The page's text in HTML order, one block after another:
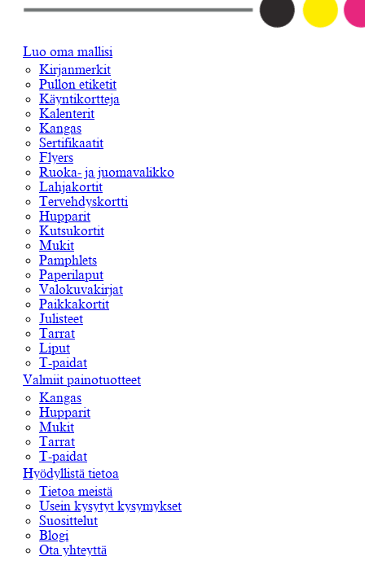
Luo oma mallisi
Kirjanmerkit
Pullon etiketit
Käyntikortteja
Kalenterit
Kangas
Sertifikaatit
Flyers
Ruoka- ja juomavalikko
Lahjakortit
Tervehdyskortti
Hupparit
Kutsukortit
Mukit
Pamphlets
Paperilaput
Valokuvakirjat
Paikkakortit
Julisteet
Tarrat
Liput
T-paidat
Valmiit painotuotteet
Kangas
Hupparit
Mukit
Tarrat
T-paidat
Hyödyllistä tietoa
Tietoa meistä
Usein kysytyt kysymykset
Suosittelut
Blogi
Ota yhteyttä